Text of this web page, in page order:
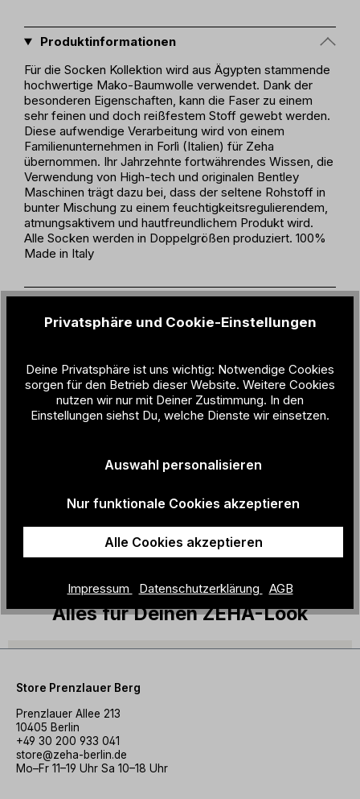
Produktinformationen
Für die Socken Kollektion wird aus Ägypten stammende
hochwertige Mako-Baumwolle verwendet. Dank der
besonderen Eigenschaften, kann die Faser zu einem
sehr feinen und doch reißfestem Stoff gewebt werden.
Diese aufwendige Verarbeitung wird von einem
Familienunternehmen in Forlì (Italien) für Zeha
übernommen. Ihr Jahrzehnte fortwährendes Wissen, die
Verwendung von High-tech und originalen Bentley
Maschinen trägt dazu bei, dass der seltene Rohstoff in
bunter Mischung zu einem feuchtigkeitsregulierendem,
atmungsaktivem und hautfreundlichem Produkt wird.
Alle Socken werden in Doppelgrößen produziert. 100%
Made in Italy
Produktdetails
Material:
80% Makó Cotton / 18% Polyamide /
2% Elastane
Muster:
gestreift
Material + Pflege
Alles für Deinen ZEHA-Look
Store Prenzlauer Berg
Prenzlauer Allee 213
10405 Berlin
+49 30 200 933 041
store@zeha-berlin.de
Mo–Fr 11–19 Uhr Sa 10–18 Uhr
Privatsphäre und Cookie-Einstellungen
Deine Privatsphäre ist uns wichtig: Notwendige Cookies
sorgen für den Betrieb dieser Website. Weitere Cookies
nutzen wir nur mit Deiner Zustimmung. In den
Einstellungen siehst Du, welche Dienste wir einsetzen.
Auswahl personalisieren
Nur funktionale Cookies akzeptieren
Alle Cookies akzeptieren
Impressum Datenschutzerklärung AGB